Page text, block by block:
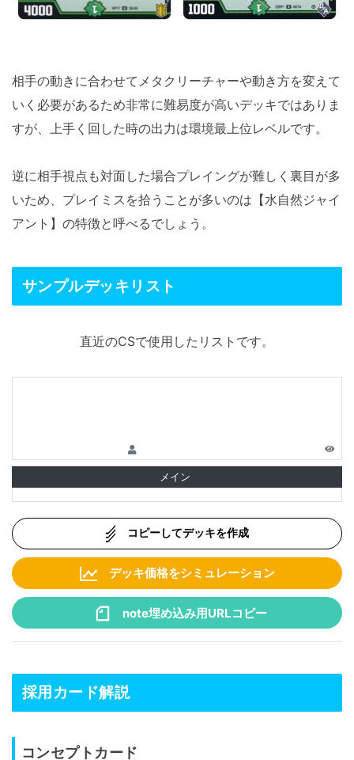
相手の動きに合わせてメタクリーチャーや動き方を変えて
いく必要があるため非常に難易度が高いデッキではありま
すが、上手く回した時の出力は環境最上位レベルです。
逆に相手視点も対面した場合プレイングが難しく裏目が多
いため、プレイミスを拾うことが多いのは【水自然ジャイ
アント】の特徴と呼べるでしょう。
サンプルデッキリスト
直近のCSで使用したリストです。
メイン
コピーしてデッキを作成
デッキ価格をシミュレーション
note埋め込み用URLコピー
採用カード解説
コンセプトカード